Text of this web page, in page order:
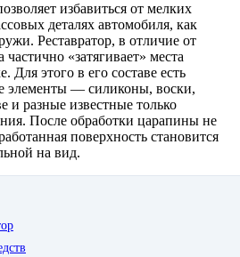
избавиться от мелких
деталях автомобиля, как
Реставратор, в отличие от
«затягивает» места
Для этого в его составе есть
элементы — силиконы, воски,
и разные известные только
После обработки царапины не
поверхность становится
на вид.